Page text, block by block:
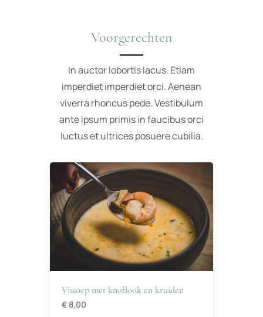
Voorgerechten
In auctor lobortis lacus. Etiam
imperdiet imperdiet orci. Aenean
viverra rhoncus pede. Vestibulum
ante ipsum primis in faucibus orci
luctus et ultrices posuere cubilia.
Vissoep met knoflook en kruiden
€ 8,00